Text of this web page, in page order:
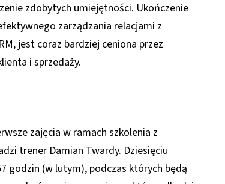
zdobytych umiejętności. Ukończenie
zarządzania relacjami z
jest coraz bardziej ceniona przez
i sprzedaży.
zajęcia w ramach szkolenia z
trener Damian Twardy. Dziesięciu
godzin (w lutym), podczas których będą